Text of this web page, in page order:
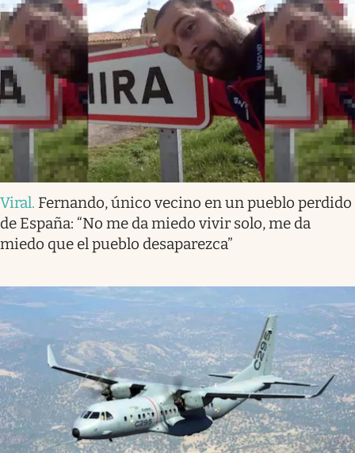
Viral. Fernando, único vecino en un pueblo perdido
de España: “No me da miedo vivir solo, me da
miedo que el pueblo desaparezca”